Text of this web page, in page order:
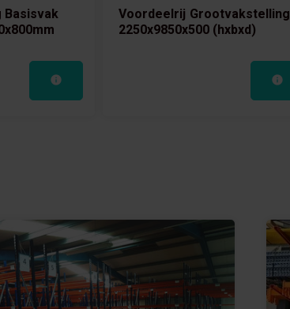
Voordeelrij Grootvakstelling
2250x9850x500 (hxbxd)